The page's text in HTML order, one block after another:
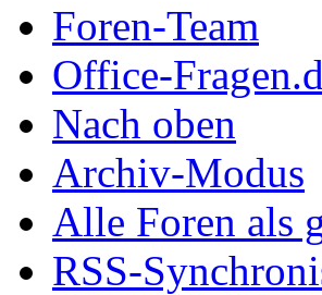
Foren-Team
Office-
Nach oben
Archiv-Modus
Alle Foren als
RSS-